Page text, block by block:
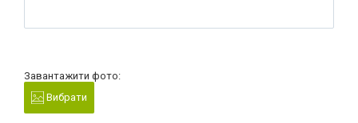
Завантажити фото:
Вибрати